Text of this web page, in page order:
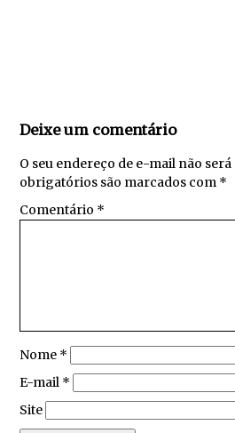
Deixe um comentário
O seu endereço de e-mail não
obrigatórios são marcados com *
Comentário *
Nome *
E-mail *
Site